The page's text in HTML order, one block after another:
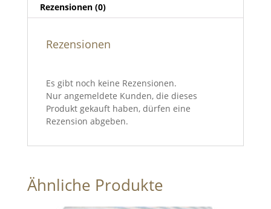
Rezensionen (0)
Rezensionen
Es gibt noch keine Rezensionen.
Nur angemeldete Kunden, die dieses
Produkt gekauft haben, dürfen eine
Rezension abgeben.
Ähnliche Produkte